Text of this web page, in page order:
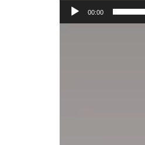
00:00